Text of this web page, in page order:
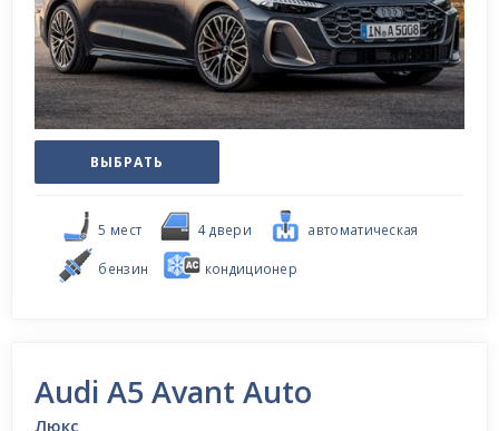
ВЫБРАТЬ
5 мест 4 двери автоматическая
бензин кондиционер
Audi A5 Avant Auto
Люкс